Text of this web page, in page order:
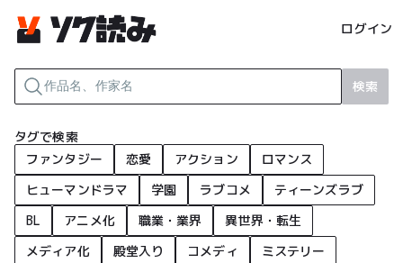
ログイン
検索
タグで検索
ファンタジー
恋愛 アクション
ロマンス
ヒューマンドラマ
学園 ラブコメ
ティーンズラブ
BL
アニメ化 職業・業界
異世界・転生
メディア化
殿堂入り コメディ
ミステリー